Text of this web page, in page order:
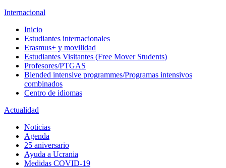
Internacional
Inicio
Estudiantes internacionales
Erasmus+ y movilidad
Estudiantes Visitantes (Free Mover Students)
Profesores/PTGAS
Blended intensive programmes/Programas intensivos
combinados
Centro de idiomas
Actualidad
Noticias
Agenda
25 aniversario
Ayuda a Ucrania
Medidas COVID-19